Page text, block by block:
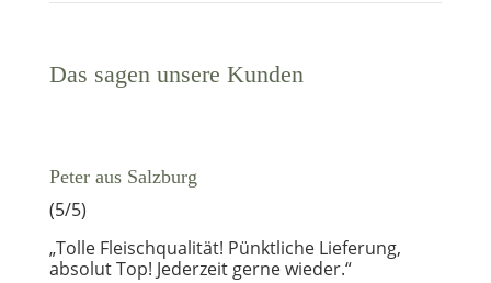
Das sagen unsere Kunden
Peter aus Salzburg
(5/5)
„Tolle Fleischqualität! Pünktliche Lieferung,
absolut Top! Jederzeit gerne wieder.“